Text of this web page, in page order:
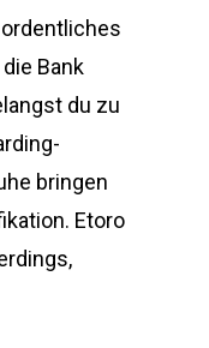
Bank
du zu
bringen
Etoro